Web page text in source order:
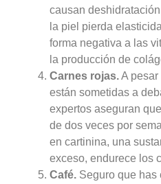
causan
la piel pierda
forma negativa a las
la producción de
Carnes rojas.A pesar
están sometidas a
expertos aseguran
de dos veces por
en cartinina, una
exceso, endurece los
Café.Seguro que has